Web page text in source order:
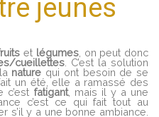
jeunes
et légumes, on peut donc
cueillettes. C’est la solution
nature qui ont besoin de se
un été, elle a ramassé des
c’est fatigant, mais il y a une
c’est ce qui fait tout au
s’il y a une bonne ambiance.